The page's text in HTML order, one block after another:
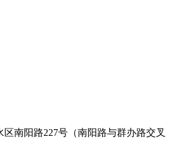
南阳路227号（南阳路与群办路交叉